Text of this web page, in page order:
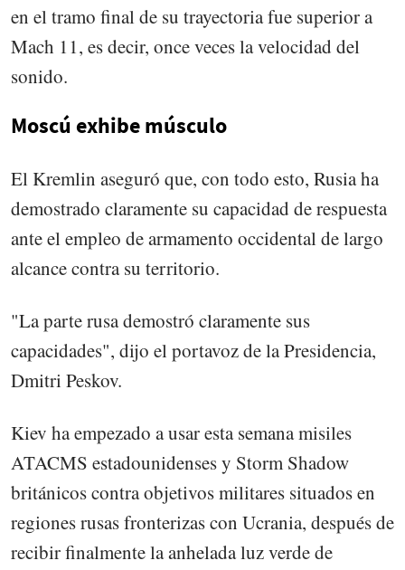
en el tramo final de su trayectoria fue superior a
Mach 11, es decir, once veces la velocidad del
sonido.
Moscú exhibe músculo
El Kremlin aseguró que, con todo esto, Rusia ha
demostrado claramente su capacidad de respuesta
ante el empleo de armamento occidental de largo
alcance contra su territorio.
"La parte rusa demostró claramente sus
capacidades", dijo el portavoz de la Presidencia,
Dmitri Peskov.
Kiev ha empezado a usar esta semana misiles
ATACMS estadounidenses y Storm Shadow
británicos contra objetivos militares situados en
regiones rusas fronterizas con Ucrania, después de
recibir finalmente la anhelada luz verde de